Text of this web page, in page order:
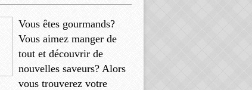
Vous êtes gourmands?
Vous aimez manger de
tout et découvrir de
nouvelles saveurs? Alors
vous trouverez votre